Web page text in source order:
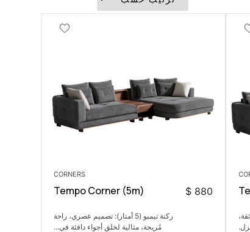
CORNERS
Tempo Corner (5m) 880
$
ركنة تيمبو (5 أمتار): تصميم عصري، راحة
مُريحة، مثالية لخلق أجواء دافئة في...